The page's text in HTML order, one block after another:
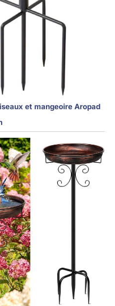
et mangeoire Aropad